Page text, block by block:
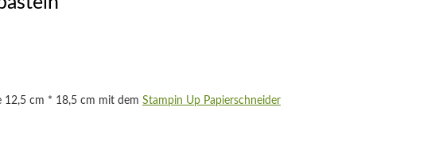
12,5 cm * 18,5 cm mit dem Stampin Up Papierschneider